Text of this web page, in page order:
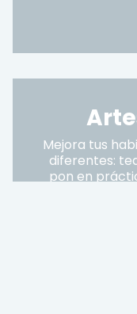
Mejora tus
diferentes:
pon en